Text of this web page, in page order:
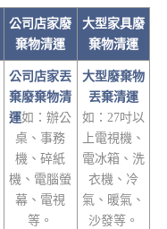
公司店家廢
棄物清運
大型家具廢
棄物清運
公司店家丟
棄廢棄物清
運如：辦公
桌、事務
機、碎紙
機、電腦螢
幕、電視
等。
大型廢棄物
丟棄清運
如：27吋以
上電視機、
電冰箱、洗
衣機、冷
氣、暖氣、
沙發等。